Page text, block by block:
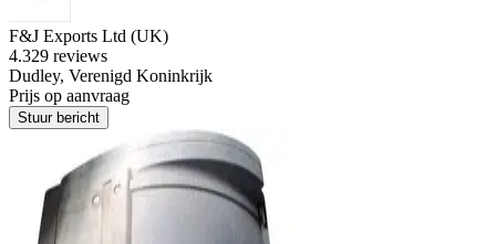
F&J Exports Ltd (UK)
4.329 reviews
Dudley, Verenigd Koninkrijk
Prijs op aanvraag
Stuur bericht